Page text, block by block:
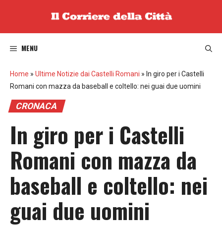
MENU
Home » Ultime Notizie dai Castelli Romani » In giro per i Castelli
Romani con mazza da baseball e coltello: nei guai due uomini
CRONACA
In giro per i Castelli
Romani con mazza da
baseball e coltello: nei
guai due uomini